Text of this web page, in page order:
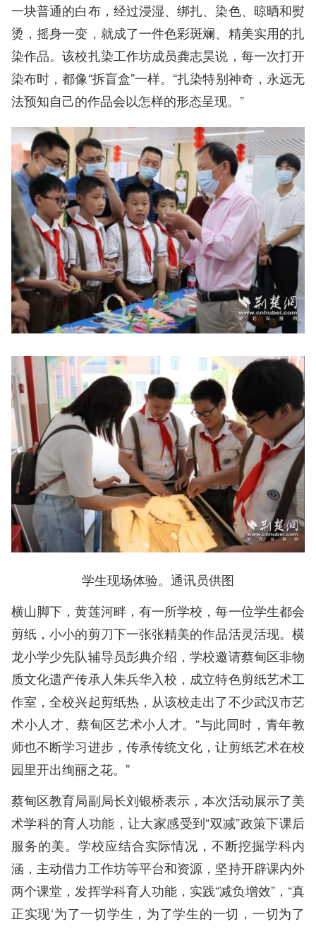
一块普通的白布，经过浸湿、绑扎、染色、晾晒和熨
烫，摇身一变，就成了一件色彩斑斓、精美实用的扎
染作品。该校扎染工作坊成员龚志昊说，每一次打开
染布时，都像“拆盲盒”一样。“扎染特别神奇，永远无
法预知自己的作品会以怎样的形态呈现。”
学生现场体验。通讯员供图
横山脚下，黄莲河畔，有一所学校，每一位学生都会
剪纸，小小的剪刀下一张张精美的作品活灵活现。横
龙小学少先队辅导员彭典介绍，学校邀请蔡甸区非物
质文化遗产传承人朱兵华入校，成立特色剪纸艺术工
作室，全校兴起剪纸热，从该校走出了不少武汉市艺
术小人才、蔡甸区艺术小人才。“与此同时，青年教
师也不断学习进步，传承传统文化，让剪纸艺术在校
园里开出绚丽之花。”
蔡甸区教育局副局长刘银桥表示，本次活动展示了美
术学科的育人功能，让大家感受到“双减”政策下课后
服务的美。学校应结合实际情况，不断挖掘学科内
涵，主动借力工作坊等平台和资源，坚持开辟课内外
两个课堂，发挥学科育人功能，实践“减负增效”，“真
正实现‘为了一切学生，为了学生的一切，一切为了